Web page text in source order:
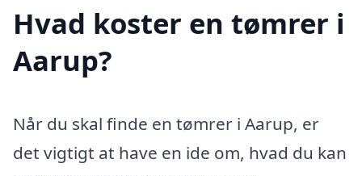
Hvad koster en tømrer i
Aarup?
Når du skal finde en tømrer i Aarup, er
det vigtigt at have en ide om, hvad du kan